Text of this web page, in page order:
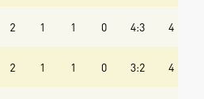
2 1 1 0 4:3 4
2 1 1 0 3:2 4